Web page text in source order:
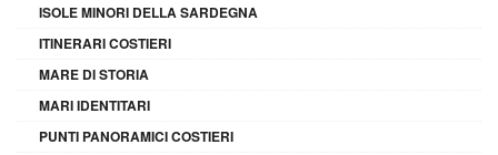
ISOLE MINORI DELLA SARDEGNA
ITINERARI COSTIERI
MARE DI STORIA
MARI IDENTITARI
PUNTI PANORAMICI COSTIERI